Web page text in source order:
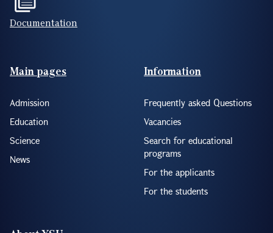
Documentation
Footer(ENG)
Main pages
Admission
Education
Science
News
Information
Frequently asked Questions
Vacancies
Search for educational
programs
For the applicants
For the students